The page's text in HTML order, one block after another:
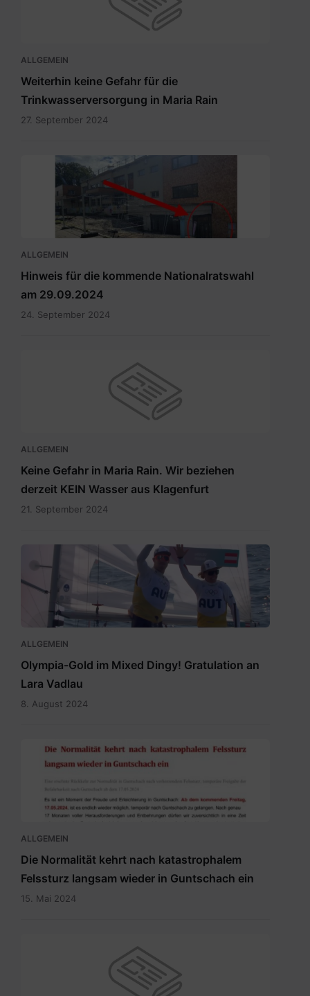
ALLGEMEIN
Weiterhin keine Gefahr für die
Trinkwasserversorgung in Maria Rain
27. September 2024
Eingang
Wahllokal.pdf
ALLGEMEIN
Hinweis für die kommende Nationalratswahl
am 29.09.2024
24. September 2024
ALLGEMEIN
Keine Gefahr in Maria Rain. Wir beziehen
derzeit KEIN Wasser aus Klagenfurt
21. September 2024
Siegerpose.png
ALLGEMEIN
Olympia-Gold im Mixed Dingy! Gratulation an
Lara Vadlau
8. August 2024
20240515
Newsletter
Befahrbarkeit
15.5.2024.pdf
ALLGEMEIN
Die Normalität kehrt nach katastrophalem
Felssturz langsam wieder in Guntschach ein
15. Mai 2024